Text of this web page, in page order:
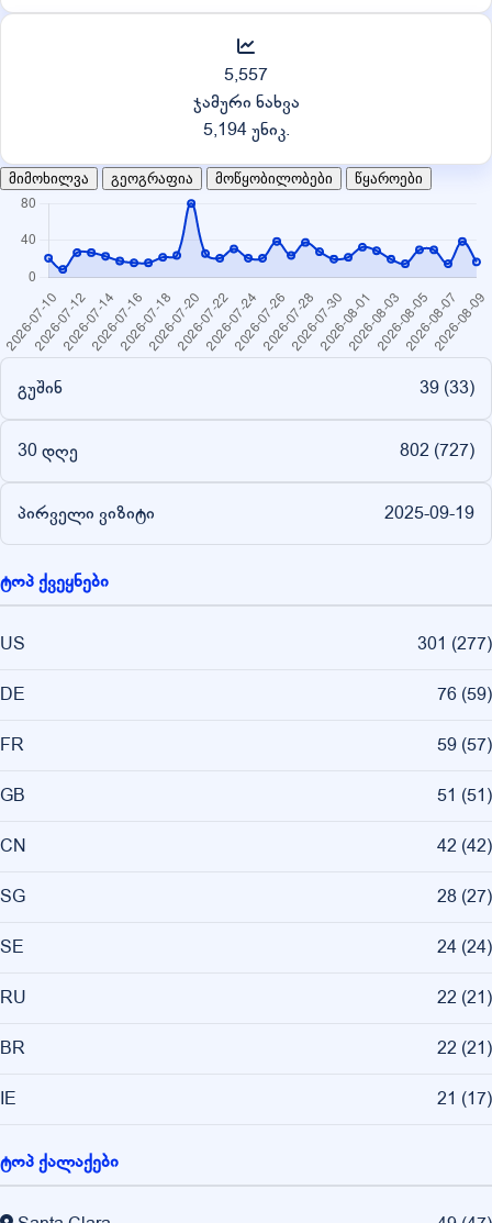
5,557
ჯამური ნახვა
5,194 უნიკ.
მიმოხილვა გეოგრაფია მოწყობილობები წყაროები
გუშინ 39 (33)
30 დღე 802 (727)
პირველი ვიზიტი 2025-09-19
ტოპ ქვეყნები
US 301 (277)
DE 76 (59)
FR 59 (57)
GB 51 (51)
CN 42 (42)
SG 28 (27)
SE 24 (24)
RU 22 (21)
BR 22 (21)
IE 21 (17)
ტოპ ქალაქები